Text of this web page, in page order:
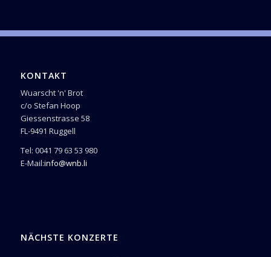
KONTAKT
Wuarscht 'n' Brot
c/o Stefan Hoop
Giessenstrasse 58
FL-9491 Ruggell
Tel: 0041 79 63 53 980
E-Mail:info@wnb.li
NÄCHSTE KONZERTE